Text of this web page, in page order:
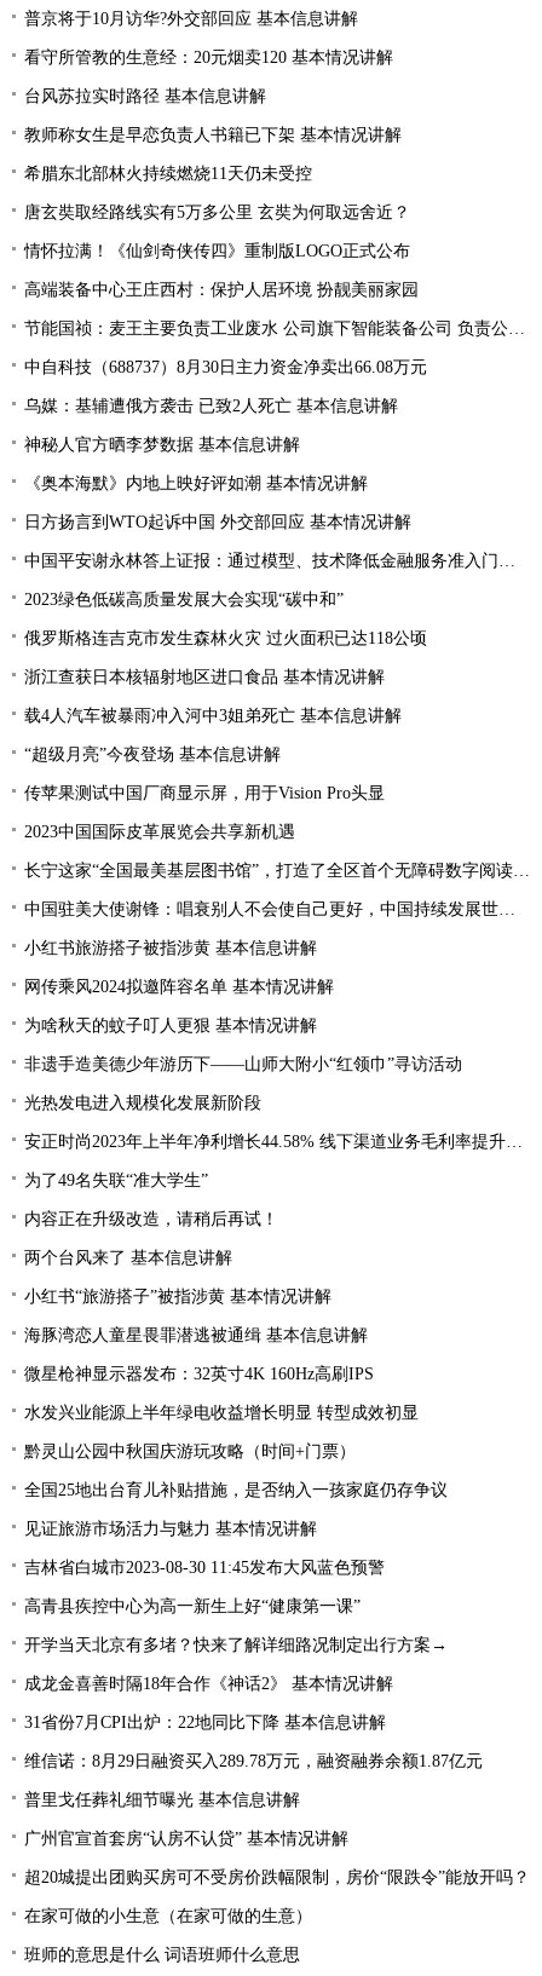
普京将于10月访华?外交部回应 基本信息讲解
看守所管教的生意经：20元烟卖120 基本情况讲解
台风苏拉实时路径 基本信息讲解
教师称女生是早恋负责人书籍已下架 基本情况讲解
希腊东北部林火持续燃烧11天仍未受控
唐玄奘取经路线实有5万多公里 玄奘为何取远舍近？
情怀拉满！《仙剑奇侠传四》重制版LOGO正式公布
高端装备中心王庄西村：保护人居环境 扮靓美丽家园
节能国祯：麦王主要负责工业废水 公司旗下智能装备公司 负责公司设备的生产和销售
中自科技（688737）8月30日主力资金净卖出66.08万元
乌媒：基辅遭俄方袭击 已致2人死亡 基本信息讲解
神秘人官方晒李梦数据 基本信息讲解
《奥本海默》内地上映好评如潮 基本情况讲解
日方扬言到WTO起诉中国 外交部回应 基本情况讲解
中国平安谢永林答上证报：通过模型、技术降低金融服务准入门槛 提升金融服务的普惠性和可得性
2023绿色低碳高质量发展大会实现“碳中和”
俄罗斯格连吉克市发生森林火灾 过火面积已达118公顷
浙江查获日本核辐射地区进口食品 基本情况讲解
载4人汽车被暴雨冲入河中3姐弟死亡 基本信息讲解
“超级月亮”今夜登场 基本信息讲解
传苹果测试中国厂商显示屏，用于Vision Pro头显
2023中国国际皮革展览会共享新机遇
长宁这家“全国最美基层图书馆”，打造了全区首个无障碍数字阅读空间
中国驻美大使谢锋：唱衰别人不会使自己更好，中国持续发展世界才会更加繁荣
小红书旅游搭子被指涉黄 基本信息讲解
网传乘风2024拟邀阵容名单 基本情况讲解
为啥秋天的蚊子叮人更狠 基本情况讲解
非遗手造美德少年游历下——山师大附小“红领巾”寻访活动
光热发电进入规模化发展新阶段
安正时尚2023年上半年净利增长44.58% 线下渠道业务毛利率提升2.28%
为了49名失联“准大学生”
内容正在升级改造，请稍后再试！
两个台风来了 基本信息讲解
小红书“旅游搭子”被指涉黄 基本情况讲解
海豚湾恋人童星畏罪潜逃被通缉 基本信息讲解
微星枪神显示器发布：32英寸4K 160Hz高刷IPS
水发兴业能源上半年绿电收益增长明显 转型成效初显
黔灵山公园中秋国庆游玩攻略（时间+门票）
全国25地出台育儿补贴措施，是否纳入一孩家庭仍存争议
见证旅游市场活力与魅力 基本情况讲解
吉林省白城市2023-08-30 11:45发布大风蓝色预警
高青县疾控中心为高一新生上好“健康第一课”
开学当天北京有多堵？快来了解详细路况制定出行方案→
成龙金喜善时隔18年合作《神话2》 基本情况讲解
31省份7月CPI出炉：22地同比下降 基本信息讲解
维信诺：8月29日融资买入289.78万元，融资融券余额1.87亿元
普里戈任葬礼细节曝光 基本信息讲解
广州官宣首套房“认房不认贷” 基本情况讲解
超20城提出团购买房可不受房价跌幅限制，房价“限跌令”能放开吗？
在家可做的小生意（在家可做的生意）
班师的意思是什么 词语班师什么意思